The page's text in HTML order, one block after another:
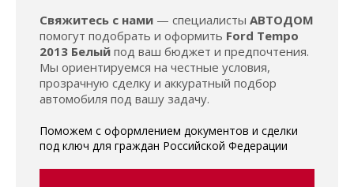
Свяжитесь с нами — специалисты АВТОДОМ
помогут подобрать и оформить Ford Tempo
2013 Белый под ваш бюджет и предпочтения.
Мы ориентируемся на честные условия,
прозрачную сделку и аккуратный подбор
автомобиля под вашу задачу.
Поможем с оформлением документов и сделки
под ключ для граждан Российской Федерации